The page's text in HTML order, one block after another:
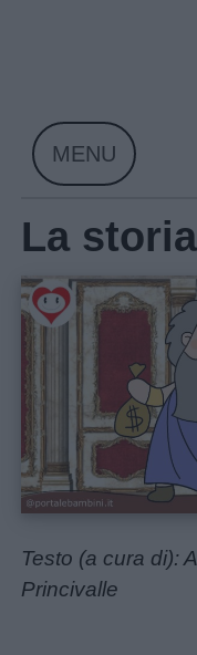
MENU
La
Testo (a cura di):
Princivalle